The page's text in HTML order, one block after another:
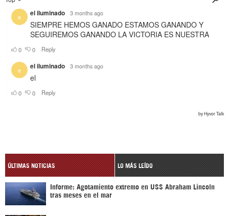
ÚLTIMAS NOTICIAS LO MÁS LEÍDO
Informe: Agotamiento extremo en USS Abraham Lincoln
tras meses en el mar